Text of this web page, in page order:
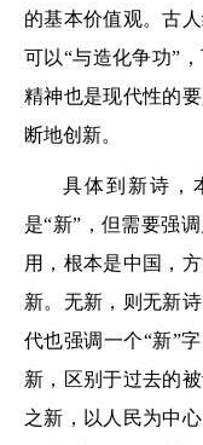
的基本价值观。古
可以“与造化争功”
精神也是现代性的
断地创新。
具体到新诗，
是“新”，但需要强
用，根本是中国，
新。无新，则无新
代也强调一个“新”
新，区别于过去的
之新，以人民为中